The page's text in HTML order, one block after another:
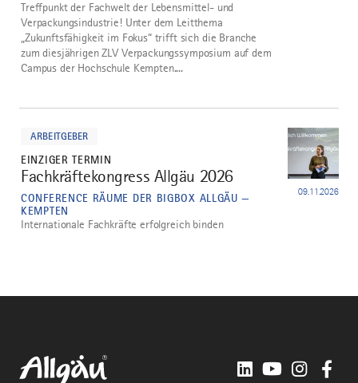
Treffpunkt der Fachwelt der Lebensmittel- und
Verpackungsindustrie! Unter dem Leitthema
„Zukunftsfähigkeit im Fokus“ trifft sich die Branche
zum diesjährigen ZLV Verpackungssymposium auf dem
Campus der Hochschule Kempten....
ARBEITGEBER
EINZIGER TERMIN
2
Fachkräftekongress Allgäu 2026
CONFERENCE RÄUME DER BIGBOX ALLGÄU —
KEMPTEN
09.11.2026
Internationale Fachkräfte erfolgreich binden
LinkedInYouTube